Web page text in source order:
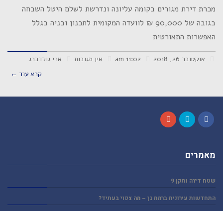
מכרת דירת מגורים בקומה עליונה ונדרשת לשלם היטל השבחה
בגובה של 90,000 ₪ לוועדה המקומית לתכנון ובניה בגלל
האפשרות התאורטית
אוקטובר 26, 2018 אין תגובות
ארי גולדברג
קרא עוד ←
מאמרים
שטח דירה ותקן 9
התחדשות עירונית ברמת גן – מה צפוי בעתיד?